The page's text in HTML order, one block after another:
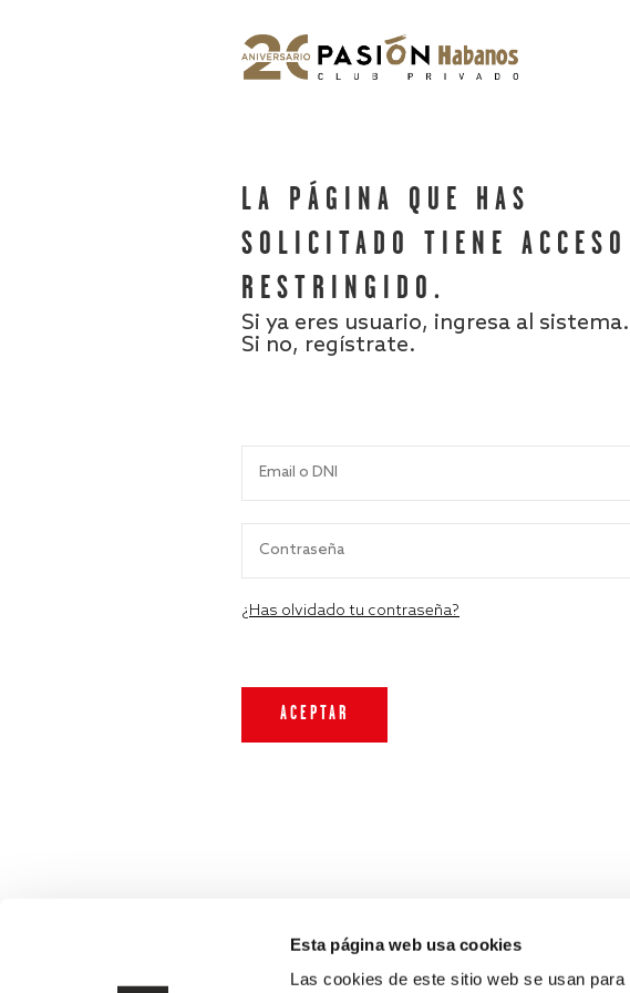
Esta página web usa cookies
Las cookies de este sitio web se usan
LA PÁGINA QUE HAS
SOLICITADO TIENE ACCESO
RESTRINGIDO.
Si ya eres usuario, ingresa al sistema.
Si no, regístrate.
¿Has olvidado tu contraseña?